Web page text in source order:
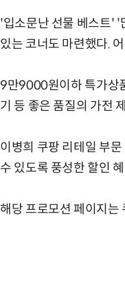
'입소문난 선물 베스트' '
있는 코너도 마련했다.
9만9000원이하 특가상
기 등 좋은 품질의 가전
이병희 쿠팡 리테일 부
수 있도록 풍성한 할인
해당 프로모션 페이지는